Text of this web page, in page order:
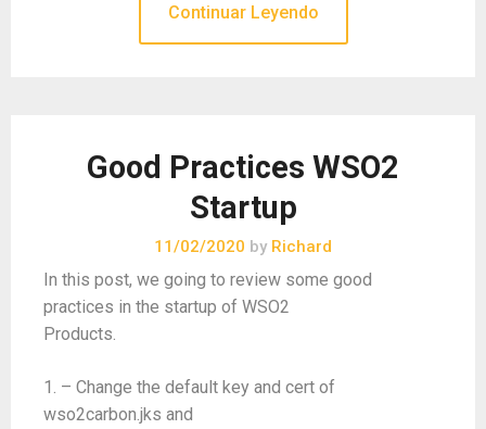
Continuar Leyendo
Good Practices WSO2
Startup
11/02/2020 by Richard
In this post, we going to review some good
practices in the startup of WSO2
Products.
1. – Change the default key and cert of
wso2carbon.jks and